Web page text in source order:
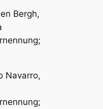
Bergh,
Boseta
Navarro,
Usula